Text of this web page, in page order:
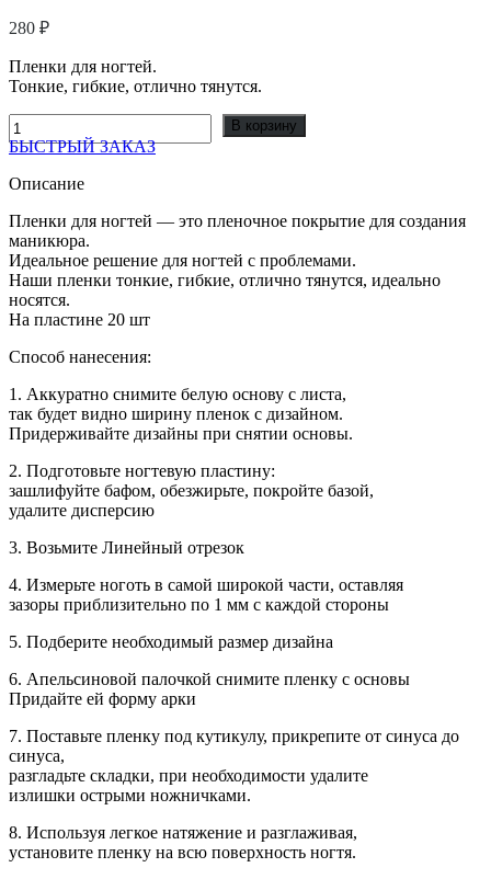
280 ₽
Пленки для ногтей.
Тонкие, гибкие, отлично тянутся.
Количество
товара
для
131
В корзину
БЫСТРЫЙ ЗАКАЗ
Описание
Пленки для ногтей — это пленочное покрытие для создания
маникюра.
Идеальное решение для ногтей с проблемами.
Наши пленки тонкие, гибкие, отлично тянутся, идеально
носятся.
На пластине 20 шт
Способ нанесения:
1. Аккуратно снимите белую основу с листа,
так будет видно ширину пленок с дизайном.
Придерживайте дизайны при снятии основы.
2. Подготовьте ногтевую пластину:
зашлифуйте бафом, обезжирьте, покройте базой,
удалите дисперсию
3. Возьмите Линейный отрезок
4. Измерьте ноготь в самой широкой части, оставляя
зазоры приблизительно по 1 мм с каждой стороны
5. Подберите необходимый размер дизайна
6. Апельсиновой палочкой снимите пленку с основы
Придайте ей форму арки
7. Поставьте пленку под кутикулу, прикрепите от синуса до
синуса,
разгладьте складки, при необходимости удалите
излишки острыми ножничками.
8. Используя легкое натяжение и разглаживая,
установите пленку на всю поверхность ногтя.